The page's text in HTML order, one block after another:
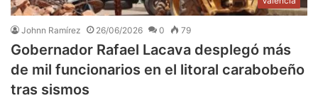
Johnn Ramírez 26/06/2026 0 79
Gobernador Rafael Lacava desplegó más
de mil funcionarios en el litoral carabobeño
tras sismos